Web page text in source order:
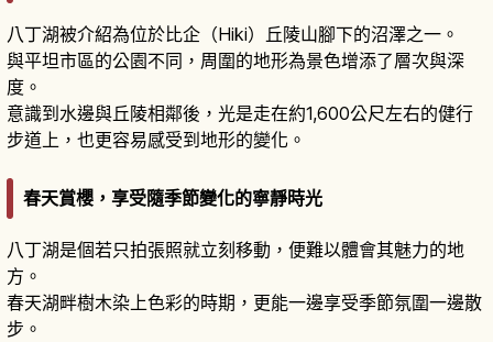
八丁湖被介紹為位於比企（Hiki）丘陵山腳下的沼澤之一。
與平坦市區的公園不同，周圍的地形為景色增添了層次與深
度。
意識到水邊與丘陵相鄰後，光是走在約1,600公尺左右的健行
步道上，也更容易感受到地形的變化。
春天賞櫻，享受隨季節變化的寧靜時光
八丁湖是個若只拍張照就立刻移動，便難以體會其魅力的地
方。
春天湖畔樹木染上色彩的時期，更能一邊享受季節氛圍一邊散
步。